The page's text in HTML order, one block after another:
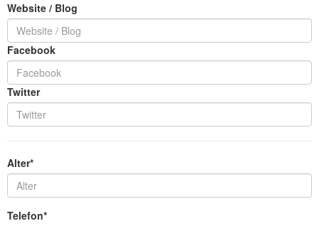
Website / Blog
Facebook
Twitter
Alter*
Telefon*